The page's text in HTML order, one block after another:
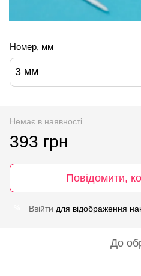
Номер, мм
3 мм
Немає в наявності
393 грн
Повідомити,
Ввійти для відображення
До